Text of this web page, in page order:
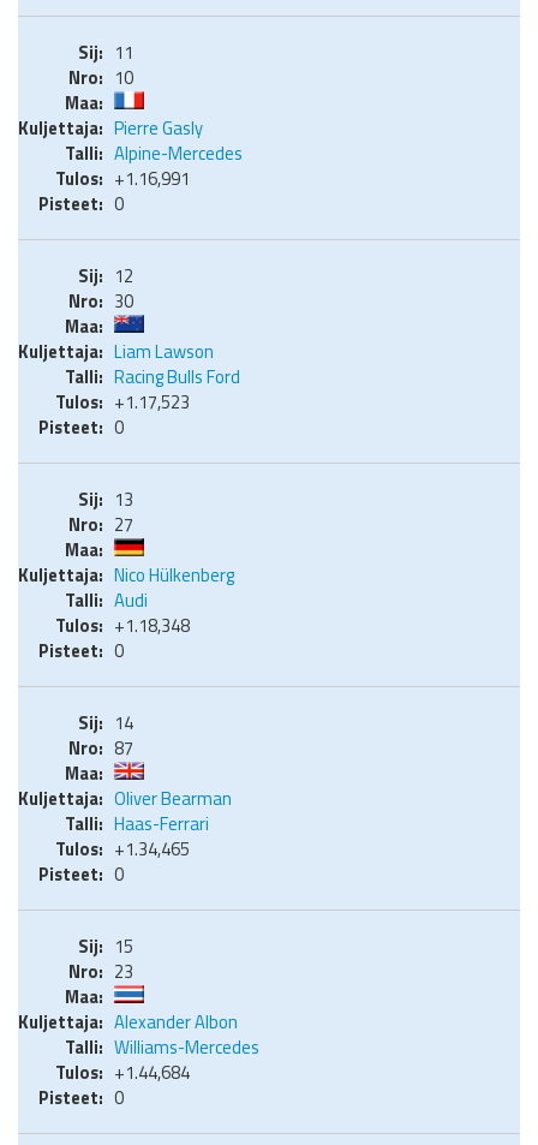
11
10
Pierre Gasly
Alpine-Mercedes
+1.16,991
0
12
30
Liam Lawson
Racing Bulls Ford
+1.17,523
0
13
27
Nico Hülkenberg
Audi
+1.18,348
0
14
87
Oliver Bearman
Haas-Ferrari
+1.34,465
0
15
23
Alexander Albon
Williams-Mercedes
+1.44,684
0